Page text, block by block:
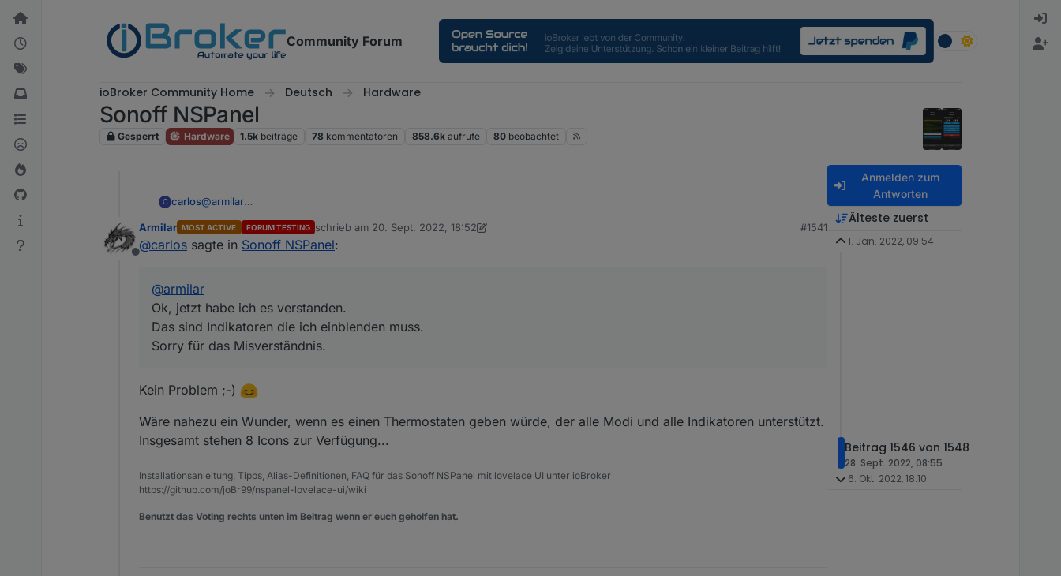
Weiter zum Inhalt
Community Forum
ioBroker Community Home Deutsch Hardware
Sonoff NSPanel
Gesperrt Hardware 1.5k beiträge 78 kommentatoren 858.6k aufrufe 80 beobachtet
C carlos@armilar
Das sind Indikatoren die ich einblenden muss.
Sorry für das Misverständnis.
Offline
Armilar MOST ACTIVE FORUM TESTING schrieb am 20. Sept. 2022, 18:52
zuletzt editiert von Armilar
#1541
@carlos sagte in Sonoff NSPanel:
@armilar
Ok, jetzt habe ich es verstanden.
Das sind Indikatoren die ich einblenden muss.
Sorry für das Misverständnis.
Kein Problem ;-)
Wäre nahezu ein Wunder, wenn es einen Thermostaten geben würde, der alle Modi und alle Indikatoren unterstützt.
Insgesamt stehen 8 Icons zur Verfügung...
Installationsanleitung, Tipps, Alias-Definitionen, FAQ für das Sonoff NSPanel mit lovelace UI unter ioBroker
https://github.com/joBr99/nspanel-lovelace-ui/wiki
Benutzt das Voting rechts unten im Beitrag wenn er euch geholfen hat.
Anmelden zum
Antworten
Älteste zuerst
1. Jan. 2022, 09:54
Beitrag 1546 von 1548
28. Sept. 2022, 08:55
6. Okt. 2022, 18:10